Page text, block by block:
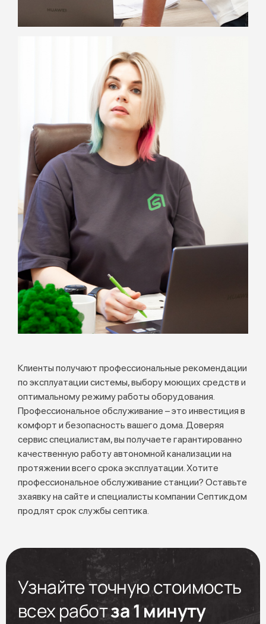
Клиенты получают профессиональные рекомендации
по эксплуатации системы, выбору моющих средств и
оптимальному режиму работы оборудования.
Профессиональное обслуживание – это инвестиция в
комфорт и безопасность вашего дома. Доверяя
сервис специалистам, вы получаете гарантированно
качественную работу автономной канализации на
протяжении всего срока эксплуатации. Хотите
профессиональное обслуживание станции? Оставьте
зхаявку на сайте и специалисты компании Септикдом
продлят срок службы септика.
Узнайте точную стоимость
всех работза 1 минуту